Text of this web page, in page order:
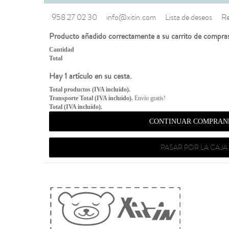
958 27 02 30 info@xitin.com Lista de deseos
Producto añadido correctamente a su carrito de
Cantidad
Total
Hay 1 artículo en su cesta.
Total productos (IVA incluído).
Transporte Total (IVA incluído). Envío gratis!
Total (IVA incluído).
CONTINUAR
PASAR POR LA CAJA